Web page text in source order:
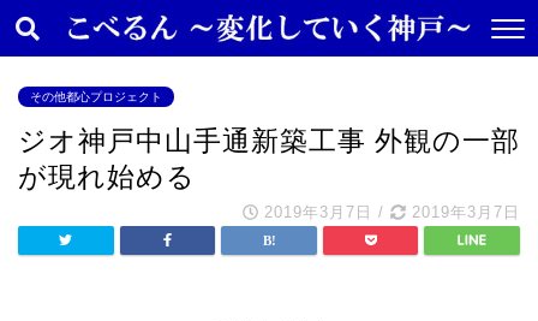
その他都心プロジェクト
ジオ神戸中山手通新築工事 外観の一部
が現れ始める
2019年3月7日 / 2019年3月7日